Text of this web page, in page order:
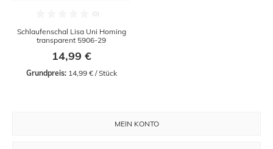
Schlaufenschal Lisa Uni Homing
transparent 5906-29
14,99 €
Grundpreis: 14,99 € / Stück
MEIN KONTO